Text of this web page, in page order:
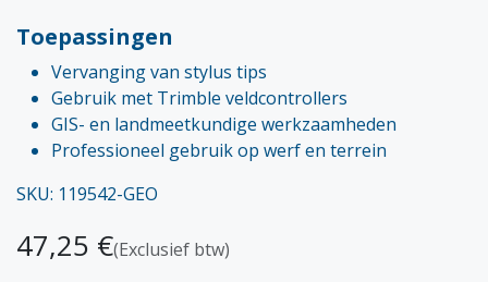
Toepassingen
Vervanging van stylus tips
Gebruik met Trimble veldcontrollers
GIS- en landmeetkundige werkzaamheden
Professioneel gebruik op werf en terrein
SKU: 119542-GEO
47,25 €(Exclusief btw)